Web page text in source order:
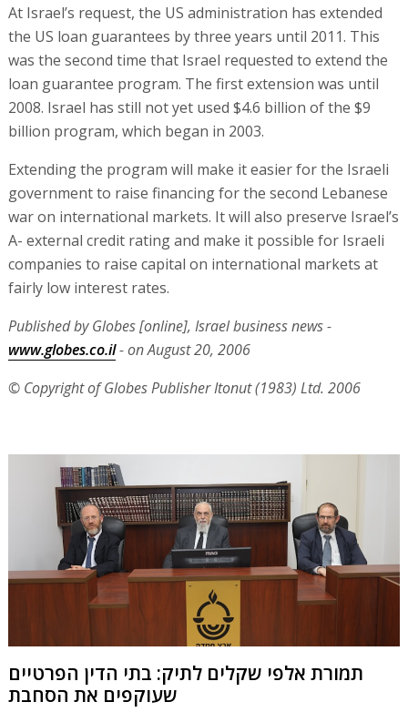
At Israel’s request, the US administration has extended
the US loan guarantees by three years until 2011. This
was the second time that Israel requested to extend the
loan guarantee program. The first extension was until
2008. Israel has still not yet used $4.6 billion of the $9
billion program, which began in 2003.
Extending the program will make it easier for the Israeli
government to raise financing for the second Lebanese
war on international markets. It will also preserve Israel’s
A- external credit rating and make it possible for Israeli
companies to raise capital on international markets at
fairly low interest rates.
Published by Globes [online], Israel business news -
www.globes.co.il- on August 20, 2006
© Copyright of Globes Publisher Itonut (1983) Ltd. 2006
תמורת אלפי שקלים לתיק: בתי הדין הפרטיים
שעוקפים את הסחבת